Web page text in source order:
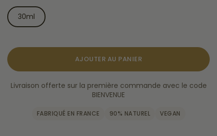
30ml
AJOUTER AU PANIER
Livraison offerte sur la première commande avec le code
BIENVENUE
FABRIQUÉ EN FRANCE 90% NATUREL VEGAN